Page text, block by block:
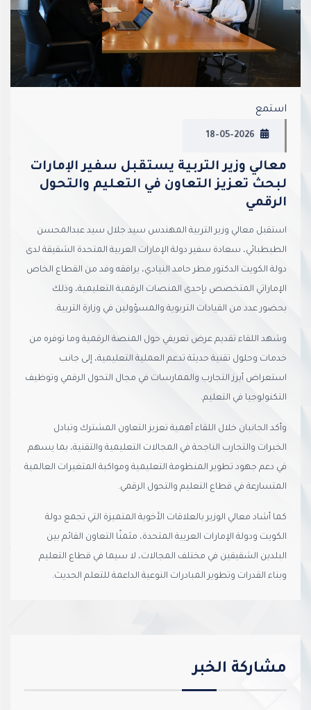
استمع
18-05-2026
معالي وزير التربية يستقبل سفير الإمارات
لبحث تعزيز التعاون في التعليم والتحول
الرقمي
استقبل معالي وزير التربية المهندس سيد جلال سيد عبدالمحسن
الطبطبائي، سعادة سفير دولة الإمارات العربية المتحدة الشقيقة لدى
دولة الكويت الدكتور مطر حامد النيادي، يرافقه وفد من القطاع الخاص
الإماراتي المتخصص بإحدى المنصات الرقمية التعليمية، وذلك
بحضور عدد من القيادات التربوية والمسؤولين في وزارة التربية.
وشهد اللقاء تقديم عرض تعريفي حول المنصة الرقمية وما توفره من
خدمات وحلول تقنية حديثة تدعم العملية التعليمية، إلى جانب
استعراض أبرز التجارب والممارسات في مجال التحول الرقمي وتوظيف
التكنولوجيا في التعليم.
وأكد الجانبان خلال اللقاء أهمية تعزيز التعاون المشترك وتبادل
الخبرات والتجارب الناجحة في المجالات التعليمية والتقنية، بما يسهم
في دعم جهود تطوير المنظومة التعليمية ومواكبة المتغيرات العالمية
المتسارعة في قطاع التعليم والتحول الرقمي.
كما أشاد معالي الوزير بالعلاقات الأخوية المتميزة التي تجمع دولة
الكويت ودولة الإمارات العربية المتحدة، مثمنًا التعاون القائم بين
البلدين الشقيقين في مختلف المجالات، لا سيما في قطاع التعليم
وبناء القدرات وتطوير المبادرات النوعية الداعمة للتعلم الحديث.
مشاركة الخبر